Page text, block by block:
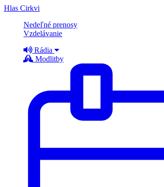
Hlas Cirkvi
Nedeľné prenosy
Vzdelávanie
Rádia
Modlitby